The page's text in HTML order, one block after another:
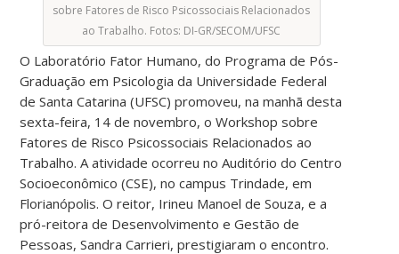
sobre Fatores de Risco Psicossociais Relacionados
ao Trabalho. Fotos: DI-GR/SECOM/UFSC
O Laboratório Fator Humano, do Programa de Pós-
Graduação em Psicologia da Universidade Federal
de Santa Catarina (UFSC) promoveu, na manhã desta
sexta-feira, 14 de novembro, o Workshop sobre
Fatores de Risco Psicossociais Relacionados ao
Trabalho. A atividade ocorreu no Auditório do Centro
Socioeconômico (CSE), no campus Trindade, em
Florianópolis. O reitor, Irineu Manoel de Souza, e a
pró-reitora de Desenvolvimento e Gestão de
Pessoas, Sandra Carrieri, prestigiaram o encontro.